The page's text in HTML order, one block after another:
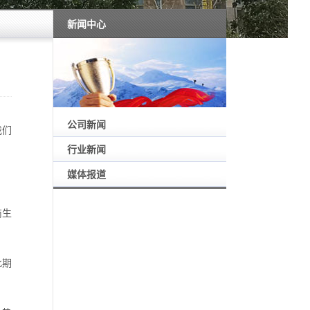
新闻中心
公司新闻
行业新闻
媒体报道